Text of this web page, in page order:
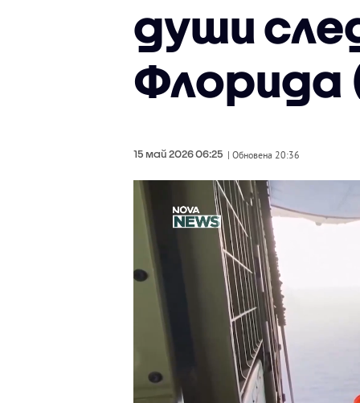
души
Флорида
15 май 2026 06:25 | Обновена 20:36